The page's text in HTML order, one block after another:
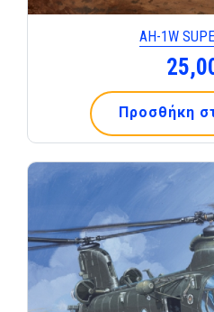
AH-1W
Προσθήκη